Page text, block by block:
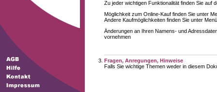
Zu jeder wichtigen Funktionalität finden Sie auf
Möglichkeit zum Online-Kauf finden Sie unter
Andere Kaufmöglichkeiten finden Sie unter
Änderungen an Ihren Namens- und
vornehmen
Fragen, Anregungen, Hinweise
Falls Sie wichtige Themen weder in diesem